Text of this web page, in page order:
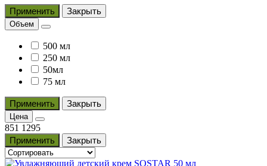
Применить Закрыть
Объем
500 мл
250 мл
50мл
75 мл
Применить Закрыть
Цена
851 1295
Применить
Закрыть